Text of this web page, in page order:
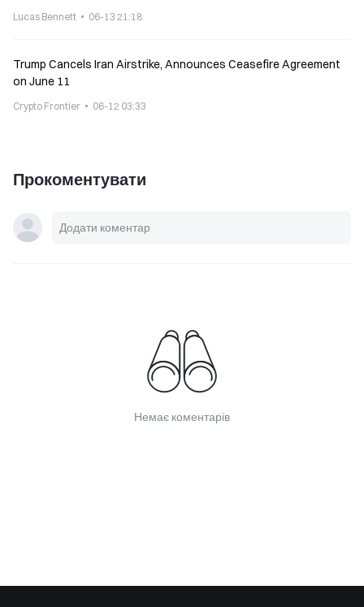
Lucas Bennett 06-13 21:18
Trump Cancels Iran Airstrike, Announces Ceasefire Agreement
on June 11
Crypto Frontier 06-12 03:33
Прокоментувати
Немає коментарів